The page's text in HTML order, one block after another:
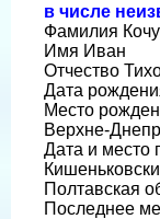
в числе
Фамилия
Имя Иван
Отчество
Дата
Место
Верхне-
Дата и место
Полтавская
Последнее